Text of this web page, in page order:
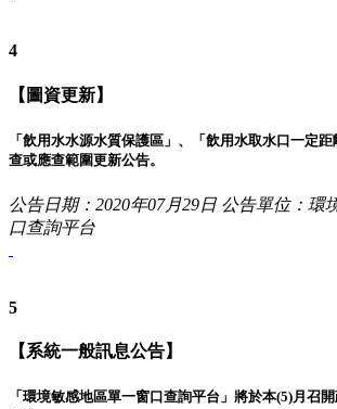
4
【圖資更新】
「飲用水水源水質保護區」、「飲用水取水口一定
查或應查範圍更新公告。
公告日期：2020年07月29日 公告單位：環
口查詢平台
5
【系統一般訊息公告】
「環境敏感地區單一窗口查詢平台」將於本(5)月召